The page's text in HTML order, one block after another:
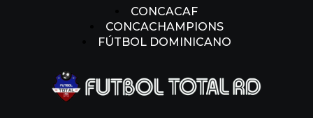
CONCACAF
CONCACHAMPIONS
FÚTBOL DOMINICANO